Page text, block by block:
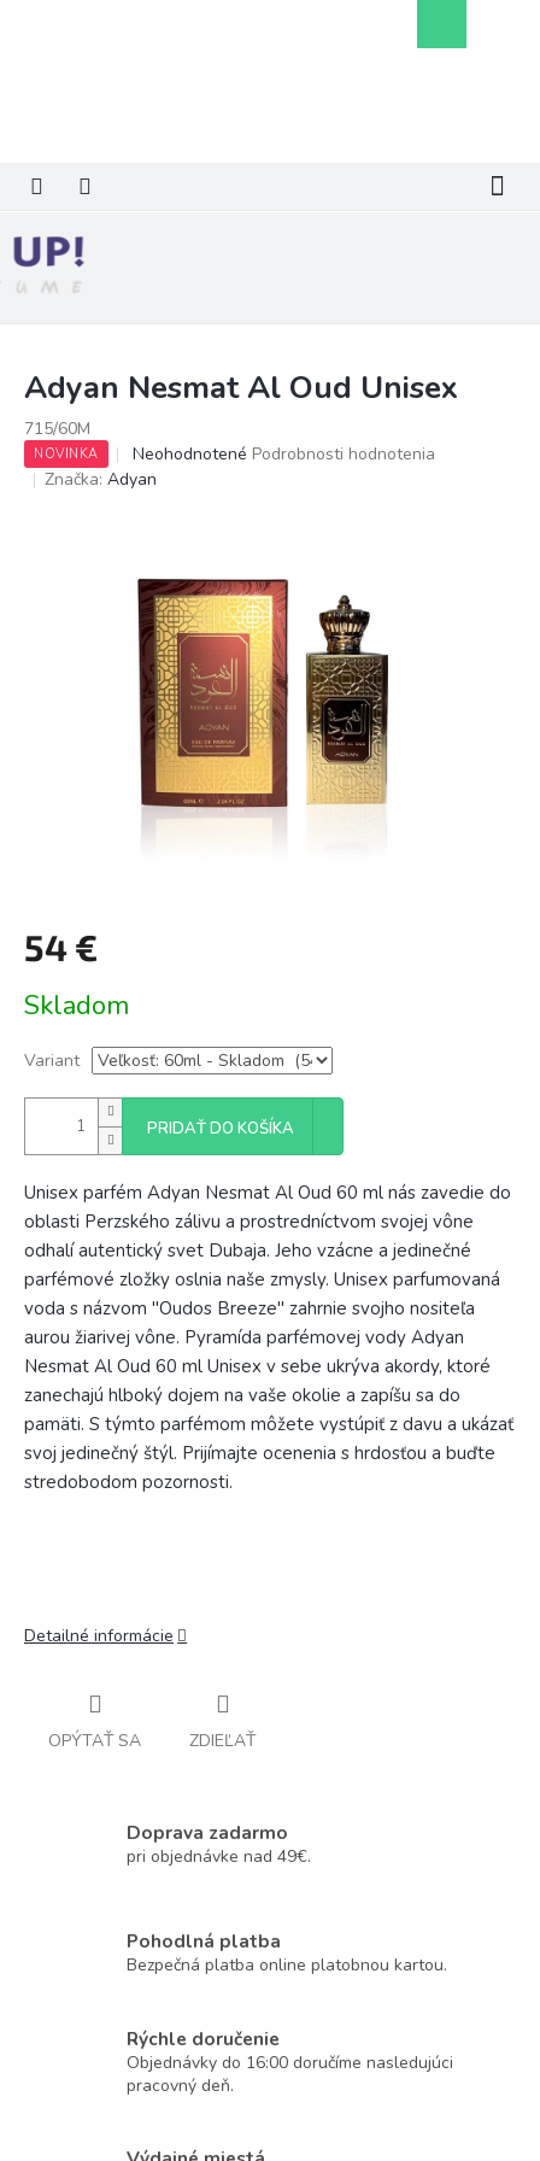
košík
Adyan Nesmat Al Oud Unisex
715/60M
NOVINKA
Priemerné
hodnotenie
5
hviezdičiek.
Neohodnotené Podrobnosti hodnotenia
Značka: Adyan
54 €
cena:
Skladom
Variant
PRIDAŤ DO KOŠÍKA
Unisex parfém Adyan Nesmat Al Oud 60 ml nás zavedie do
oblasti Perzského zálivu a prostredníctvom svojej vône
odhalí autentický svet Dubaja. Jeho vzácne a jedinečné
parfémové zložky oslnia naše zmysly. Unisex parfumovaná
voda s názvom "Oudos Breeze" zahrnie svojho nositeľa
aurou žiarivej vône. Pyramída parfémovej vody Adyan
Nesmat Al Oud 60 ml Unisex v sebe ukrýva akordy, ktoré
zanechajú hlboký dojem na vaše okolie a zapíšu sa do
pamäti. S týmto parfémom môžete vystúpiť z davu a ukázať
svoj jedinečný štýl. Prijímajte ocenenia s hrdosťou a buďte
stredobodom pozornosti.
Detailné informácie
OPÝTAŤ SA ZDIEĽAŤ
Doprava zadarmo
pri objednávke nad 49€.
Pohodlná platba
Bezpečná platba online platobnou kartou.
Rýchle doručenie
Objednávky do 16:00 doručíme nasledujúci
pracovný deň.